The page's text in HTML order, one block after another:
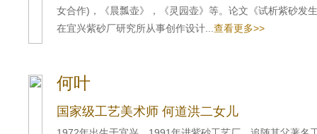
女合作)，《晨瓢壶》，《灵园壶》等。论文《试析紫砂发
在宜兴紫砂厂研究所从事创作设计... 查看更多>>
何叶
国家级工艺美术师 何道洪二女儿